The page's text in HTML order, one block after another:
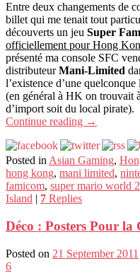
Entre deux changements de
billet qui me tenait tout
découverts un jeu Super
officiellement pour Hong
présenté ma console SFC
distributeurMani-Limited
l’existence d’une
(en général à HK on trouvait
d’import soit du local pirate).
Continue reading →
Posted in Asian Gaming,
hong kong, mani limited,
famicom, super mario world 2
Island | 7 Replies
Déco : Posters Pour
Posted on 21 September 2011
6